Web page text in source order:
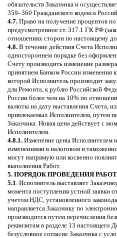
обязательств Заказчика и
359–360 Гражданского кодекса
4.7. Право на получение процентов
предусмотренное ст. 317.1 ГК РФ
отношениях сторон по настоящему
4.8. В течение действия Счета
одностороннем порядке без
Счету производить изменение
принятием Банком России изменения
которой Исполнитель производит
для Ремонта, к рублю Российской
России более чем на 10% по
валюты на дату выставления Счета,
привлекаемых Исполнителем, путем
Заказчика. Новая цена действует с
Исполнителем.
4.8.1. Изменение цены Исполнителем
изменениями в налоговом и
могут напрямую или косвенно
выполнения Работ.
5. ПОРЯДОК ПРОВЕДЕНИЯ
5.1. Исполнитель выставляет
момента поступления устной заявки
учетом НДС, установленного
направляется Заказчику по
производится путем перечисления
реквизитам в разделе 13 настоящего
безусловное согласие Заказчика с